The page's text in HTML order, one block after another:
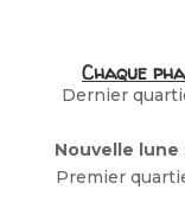
Chaque
Dernier
Nouvelle lune
Premier